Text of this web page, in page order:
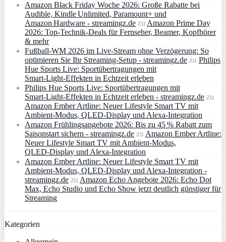
Amazon Black Friday Woche 2026: Große Rabatte bei
Audible, Kindle Unlimited, Paramount+ und
Amazon Hardware - streamingz.de zu Amazon Prime Day
2026: Top-Technik-Deals für Fernseher, Beamer, Kopfhörer
& mehr
Fußball-WM 2026 im Live-Stream ohne Verzögerung: So
optimieren Sie Ihr Streaming-Setup - streamingz.de zu Philips
Hue Sports Live: Sportübertragungen mit
Smart‑Light‑Effekten in Echtzeit erleben
Philips Hue Sports Live: Sportübertragungen mit
Smart‑Light‑Effekten in Echtzeit erleben - streamingz.de zu
Amazon Ember Artline: Neuer Lifestyle Smart TV mit
Ambient‑Modus, QLED‑Display und Alexa‑Integration
Amazon Frühlingsangebote 2026: Bis zu 45 % Rabatt zum
Saisonstart sichern - streamingz.de zu Amazon Ember Artline:
Neuer Lifestyle Smart TV mit Ambient‑Modus,
QLED‑Display und Alexa‑Integration
Amazon Ember Artline: Neuer Lifestyle Smart TV mit
Ambient‑Modus, QLED‑Display und Alexa‑Integration -
streamingz.de zu Amazon Echo Angebote 2026: Echo Dot
Max, Echo Studio und Echo Show jetzt deutlich günstiger für
Streaming
Kategorien